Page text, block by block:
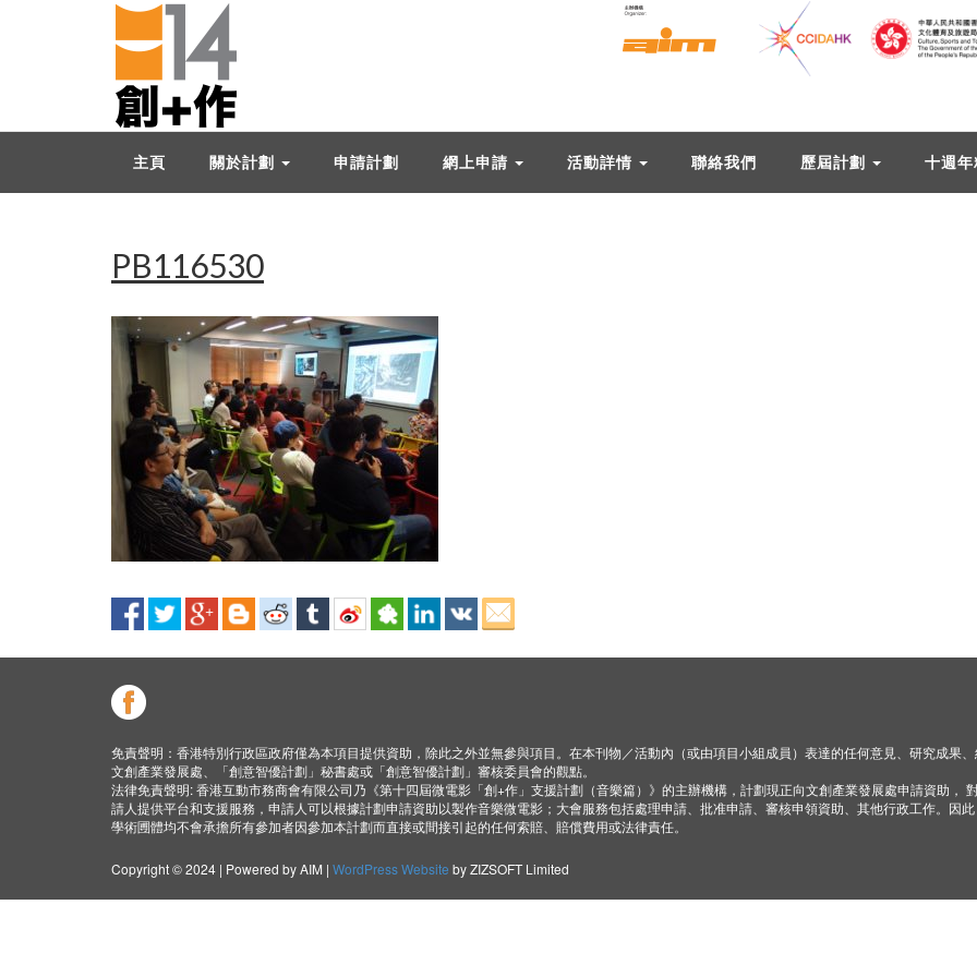
主頁 關於計劃 申請計劃 網上申請 活動詳情 聯絡我們 歷屆計劃 十週
PB116530
免責聲明：香港特別行政區政府僅為本項目提供資助，除此之外並無參與項目。在本刊物／活動內（或由項目小組成員）表達的任何意見、研究成果
文創產業發展處、「創意智優計劃」秘書處或「創意智優計劃」審核委員會的觀點。
法律免責聲明: 香港互動市務商會有限公司乃《第十四屆微電影「創+作」支援計劃（音樂篇）》的主辦機構，計劃現正向文創產業發展處申請資助，
請人提供平台和支援服務，申請人可以根據計劃申請資助以製作音樂微電影；大會服務包括處理申請、批准申請、審核申領資助、其他行政工作。因
學術圑體均不會承擔所有參加者因參加本計劃而直接或間接引起的任何索賠、賠償費用或法律責任。
Copyright © 2024 | Powered by AIM | WordPress Website by ZIZSOFT Limited